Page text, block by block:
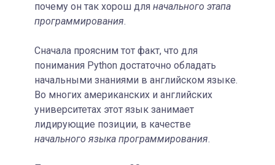
почему он так хорош для начального этапа
программирования.
Сначала проясним тот факт, что для
понимания Python достаточно обладать
начальными знаниями в английском языке.
Во многих американских и английских
университетах этот язык занимает
лидирующие позиции, в качестве
начального языка программирования.